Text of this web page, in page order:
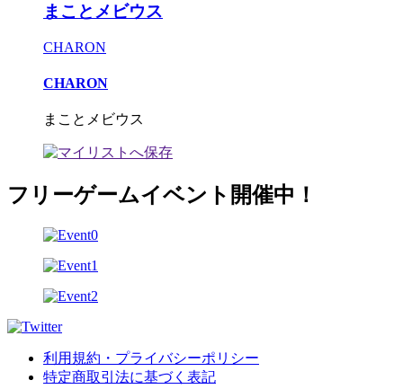
まことメビウス
CHARON
CHARON
まことメビウス
フリーゲームイベント開催中！
利用規約・プライバシーポリシー
特定商取引法に基づく表記